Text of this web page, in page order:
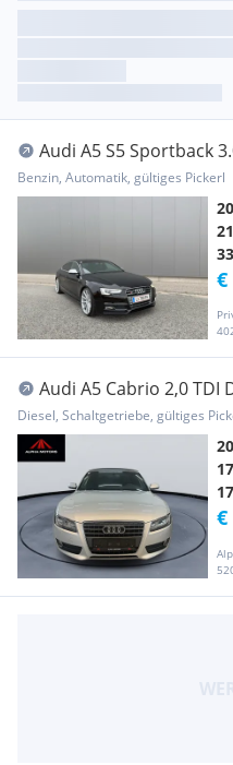
Audi A5 S5 Sportback
Benzin, Automatik, gültiges Pickerl
€
Audi A5 Cabrio 2,0 TDI
Diesel, Schaltgetriebe, gültiges
€